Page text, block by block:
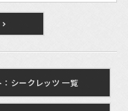
シークレッツ 一覧